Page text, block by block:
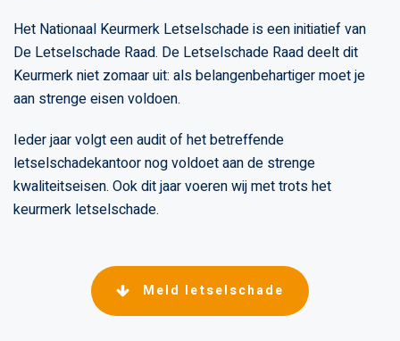
Het Nationaal Keurmerk Letselschade is een initiatief van
De Letselschade Raad. De Letselschade Raad deelt dit
Keurmerk niet zomaar uit: als belangenbehartiger moet je
aan strenge eisen voldoen.
Ieder jaar volgt een audit of het betreffende
letselschadekantoor nog voldoet aan de strenge
kwaliteitseisen. Ook dit jaar voeren wij met trots het
keurmerk letselschade.
Meld letselschade